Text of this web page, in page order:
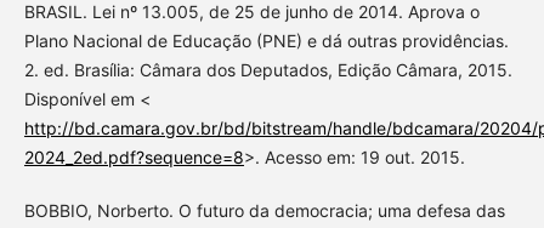
BRASIL. Lei nº 13.005, de 25 de junho de 2014. Aprova o
Plano Nacional de Educação (PNE) e dá outras providências.
2. ed. Brasília: Câmara dos Deputados, Edição Câmara, 2015.
Disponível em <
http://bd.camara.gov.br/bd/bitstream/handle/bdcamara/20204/
2024_2ed.pdf?sequence=8>. Acesso em: 19 out. 2015.
BOBBIO, Norberto. O futuro da democracia; uma defesa das